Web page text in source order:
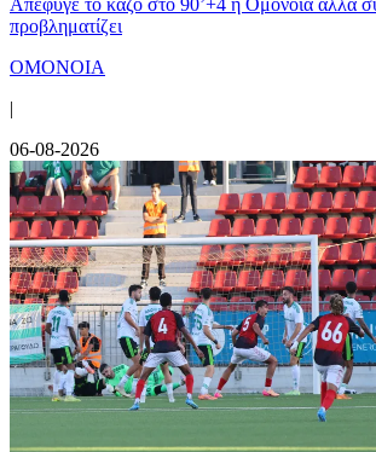
Απέφυγε το κάζο στο 90’+4 η Ομόνοια αλλά
προβληματίζει
ΟΜΟΝΟΙΑ
|
06-08-2026